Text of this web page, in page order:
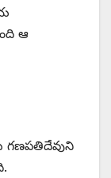
ఆ
గణపతిదేవుని